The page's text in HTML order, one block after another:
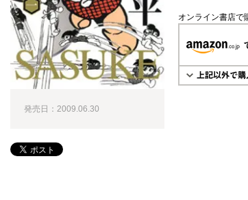
オンライン書店で
発売日：2009.06.30